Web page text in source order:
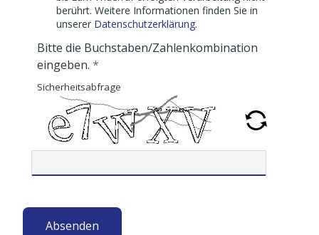
berührt. Weitere Informationen finden Sie in
unserer Datenschutzerklärung.
Bitte die Buchstaben/Zahlenkombination
eingeben.
Sicherheitsabfrage
Absenden